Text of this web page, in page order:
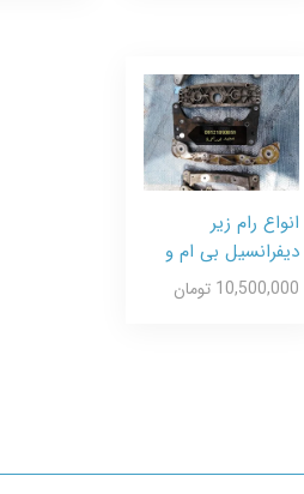
انواع رام زیر
دیفرانسیل بی ام و
10,500,000 تومان